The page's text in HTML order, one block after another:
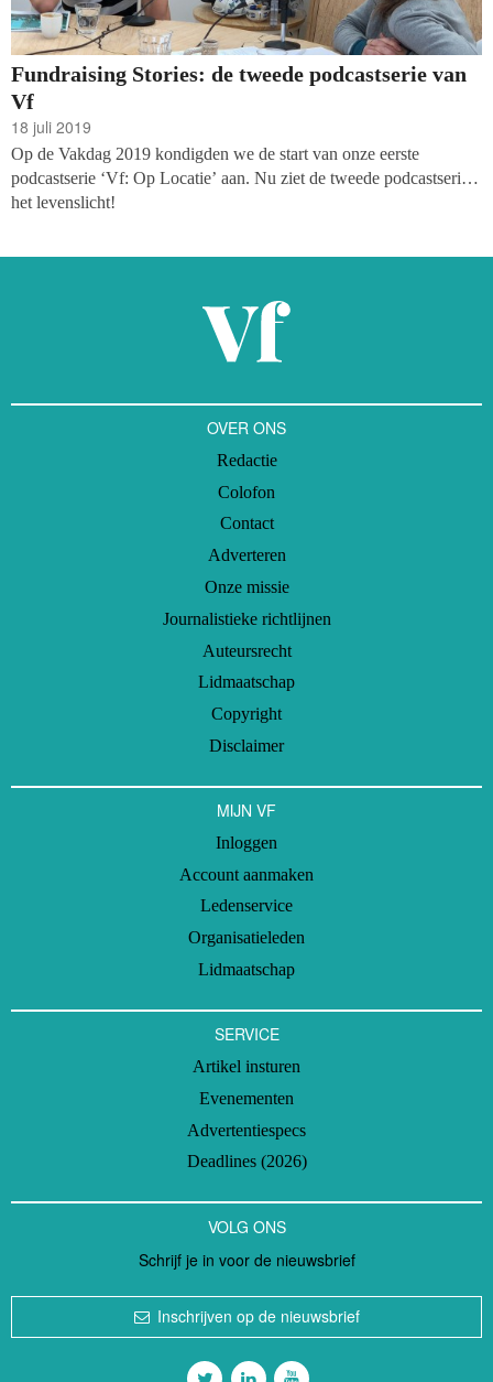
Fundraising Stories: de tweede podcastserie van
Vf
18 juli 2019
Op de Vakdag 2019 kondigden we de start van onze eerste
podcastserie ‘Vf: Op Locatie’ aan. Nu ziet de tweede podcastserie
het levenslicht!
OVER ONS
Redactie
Colofon
Contact
Adverteren
Onze missie
Journalistieke richtlijnen
Auteursrecht
Lidmaatschap
Copyright
Disclaimer
MIJN VF
Inloggen
Account aanmaken
Ledenservice
Organisatieleden
Lidmaatschap
SERVICE
Artikel insturen
Evenementen
Advertentiespecs
Deadlines (2026)
VOLG ONS
Schrijf je in voor de nieuwsbrief
Inschrijven op de nieuwsbrief